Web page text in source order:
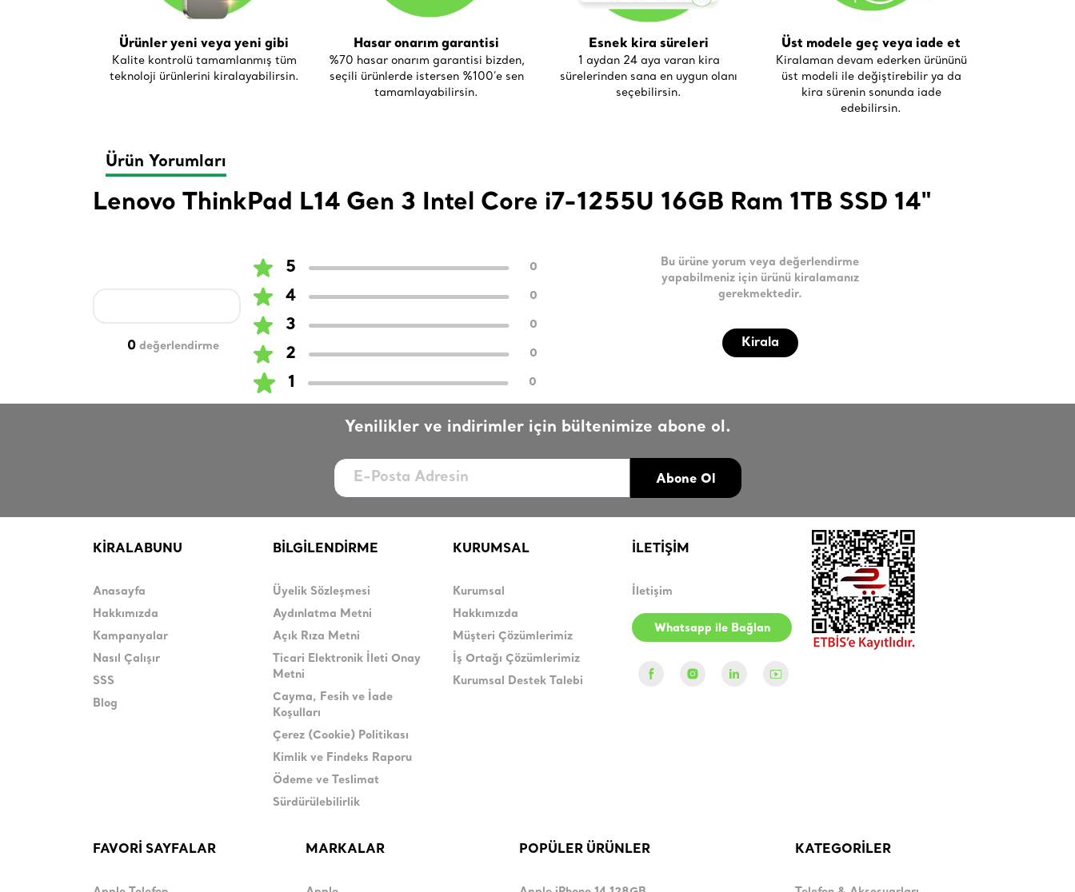
Ürünler yeni veya yeni gibi
Kalite kontrolü tamamlanmış tüm
teknoloji ürünlerini kiralayabilirsin.
Hasar onarım garantisi
%70 hasar onarım garantisi bizden,
seçili ürünlerde istersen %100’e sen
tamamlayabilirsin.
Esnek kira süreleri
1 aydan 24 aya varan kira
sürelerinden sana en uygun olanı
seçebilirsin.
Üst modele geç veya iade et
Kiralaman devam ederken ürününü
üst modeli ile değiştirebilir ya da
kira sürenin sonunda iade
edebilirsin.
Ürün Yorumları
Lenovo ThinkPad L14 Gen 3 Intel Core i7-1255U 16GB Ram 1TB SSD 14"
0 değerlendirme
5 0
4 0
3 0
2 0
1 0
Bu ürüne yorum veya değerlendirme
yapabilmeniz için ürünü kiralamanız
gerekmektedir.
Kirala
Yenilikler ve indirimler için bültenimize abone ol.
Abone Ol
KİRALABUNU
Anasayfa
Hakkımızda
Kampanyalar
Nasıl Çalışır
SSS
Blog
BİLGİLENDİRME
Üyelik Sözleşmesi
Aydınlatma Metni
Açık Rıza Metni
Ticari Elektronik İleti Onay
Metni
Cayma, Fesih ve İade
Koşulları
Çerez (Cookie) Politikası
Kimlik ve Findeks Raporu
Ödeme ve Teslimat
Sürdürülebilirlik
KURUMSAL
Kurumsal
Hakkımızda
Müşteri Çözümlerimiz
İş Ortağı Çözümlerimiz
Kurumsal Destek Talebi
İLETİŞİM
İletişim
Whatsapp ile Bağlan
FAVORİ SAYFALAR MARKALAR POPÜLER ÜRÜNLER KATEGORİLER